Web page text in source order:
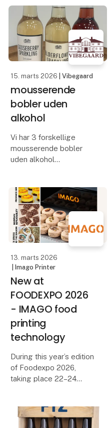
spændende nyhed til
vores sortimentet: Den
velkendte ekstra jomfru
olivenolie i ny praktisk
squeeze flaske. Flasken
15. marts 2026 | Vibegaard
mousserende
bobler uden
alkohol
Vi har 3 forskellige
mousserende bobler
uden alkohol
1 med stikkelsbær
1 med hyldeblomst
nyd et glas på terrassen
en varm sommerdag
uden at blive tung i
hovedet
eller til
13. marts 2026
| Imago Printer
New at
FOODEXPO 2026
- IMAGO food
printing
technology
During this year’s edition
of Foodexpo 2026,
taking place 22–24
Denmark, visitors will
have the opportunity to